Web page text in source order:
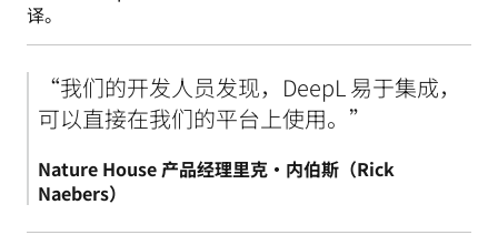
译。
“我们的开发人员发现，DeepL 易于集成，
Nature House 产品经理里克·内伯斯（Rick
Naebers）